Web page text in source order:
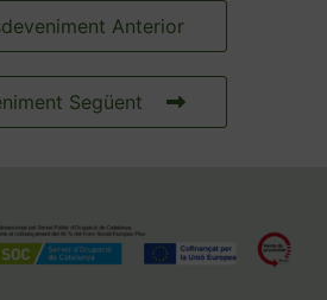
Anterior
Següent